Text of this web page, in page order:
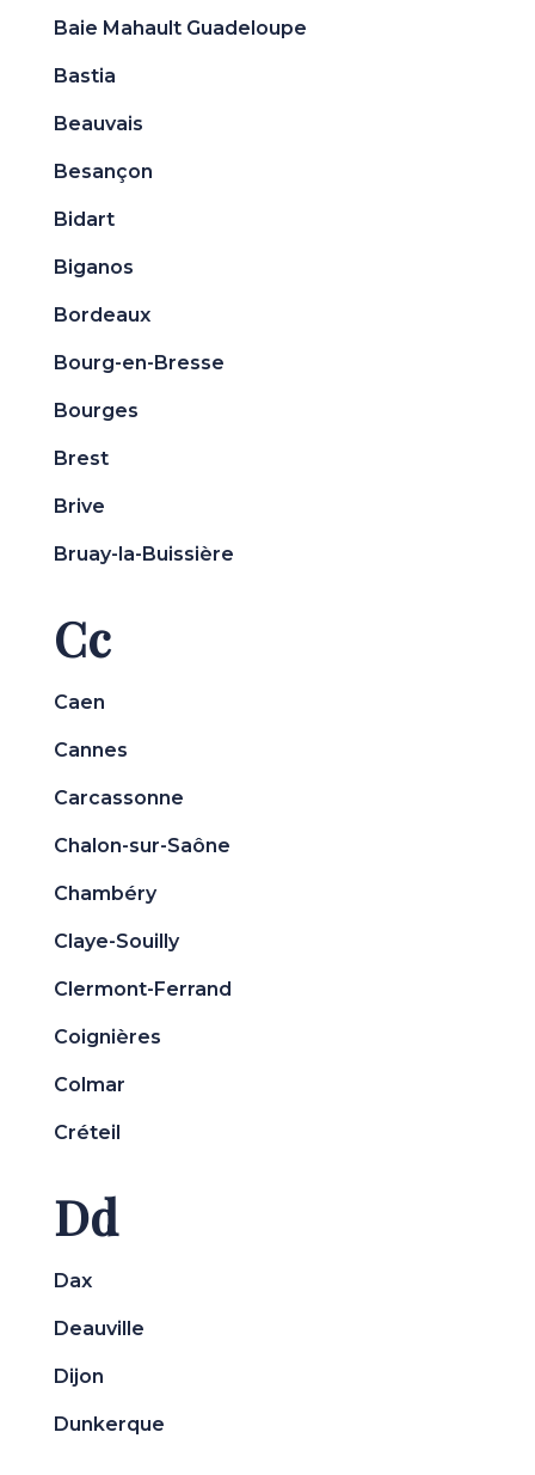
Baie Mahault Guadeloupe
Bastia
Beauvais
Besançon
Bidart
Biganos
Bordeaux
Bourg-en-Bresse
Bourges
Brest
Brive
Bruay-la-Buissière
Cc
Caen
Cannes
Carcassonne
Chalon-sur-Saône
Chambéry
Claye-Souilly
Clermont-Ferrand
Coignières
Colmar
Créteil
Dd
Dax
Deauville
Dijon
Dunkerque